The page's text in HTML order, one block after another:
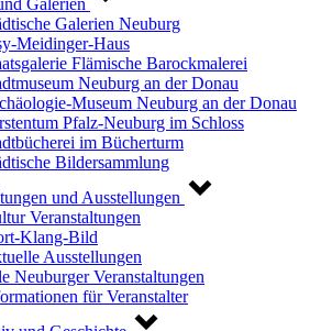
Galerien
Galerien Neuburg
Meidinger-Haus
Flämische Barockmalerei
Neuburg an der Donau
Museum Neuburg an der Donau
Pfalz-Neuburg im Schloss
im Bücherturm
Bildersammlung
und Ausstellungen
Veranstaltungen
Klang-Bild
Ausstellungen
Neuburger Veranstaltungen
für Veranstalter